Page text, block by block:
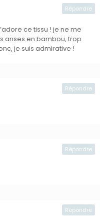
ce tissu ! je ne me
anses en bambou, trop
je suis admirative !
Répondre
Répondre
Répondre
Répondre